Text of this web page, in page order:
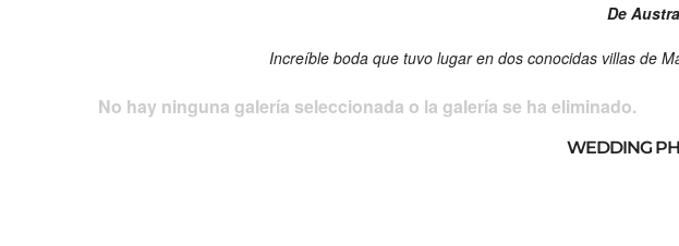
De
Increíble boda que tuvo lugar en dos conocidas villas de
No hay ninguna galería seleccionada o la galería se ha eliminado.
WEDDING